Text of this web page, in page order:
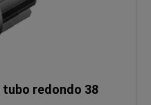
redondo 38